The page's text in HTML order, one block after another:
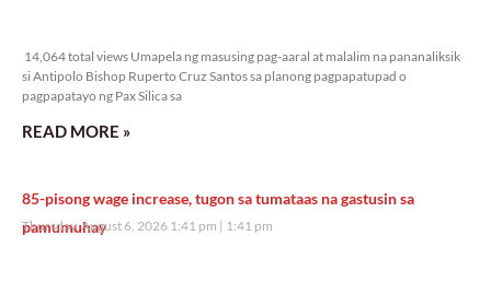
14,064 total views Umapela ng masusing pag-aaral at malalim na pananaliksik
si Antipolo Bishop Ruperto Cruz Santos sa planong pagpapatupad o
pagpapatayo ng Pax Silica sa
READ MORE »
85-pisong wage increase, tugon sa tumataas na gastusin sa
pamumuhay
Thursday, August 6, 2026 1:41 pm 1:41 pm